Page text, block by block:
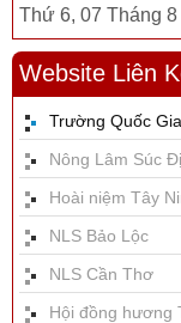
Thứ 6, 07 Tháng
Website Liên
Trường Quốc
Nông Lâm Súc
Hoài niệm Tây
NLS Bảo Lộc
NLS Cần Thơ
Hội đồng hương